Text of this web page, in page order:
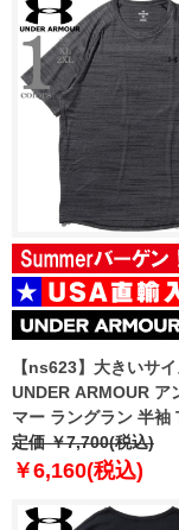
【ns623】大きいサ
UNDER ARMOUR ア
マー ラングラン 半袖
TIGER TECH 2.0 USA
1377843-001
定価 ￥7,700(税込)
￥6,160(税込)